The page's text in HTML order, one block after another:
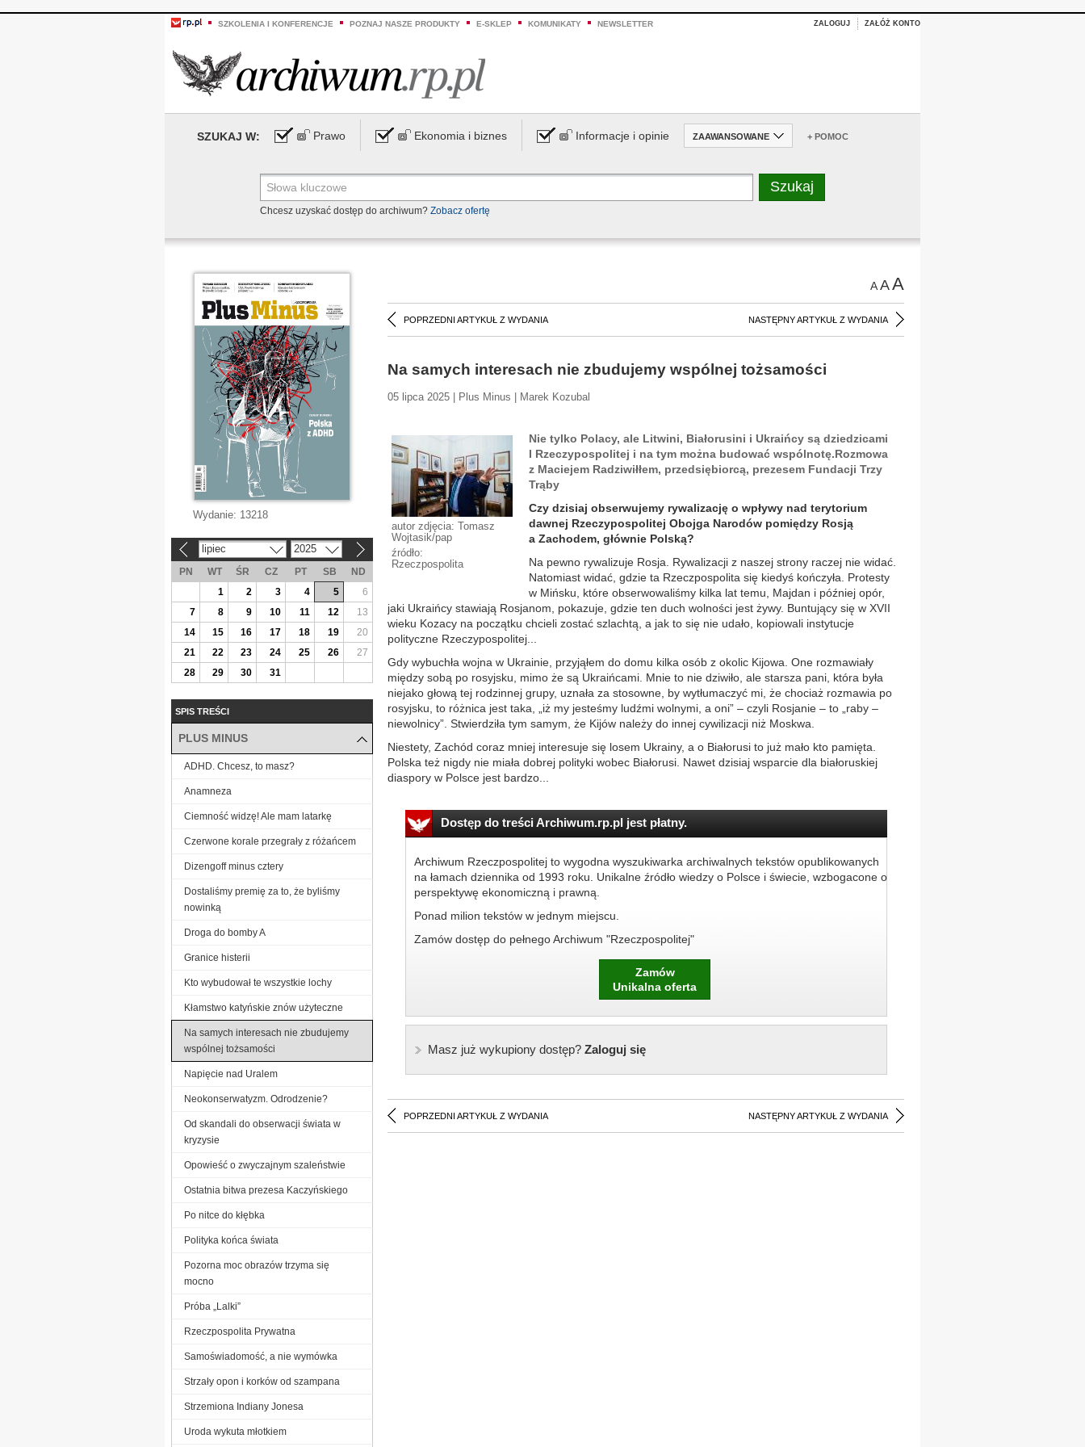
SZKOLENIA I KONFERENCJE POZNAJ NASZE PRODUKTY E-SKLEP KOMUNIKATY NEWSLETTER ZALOGUJ ZAŁÓŻ KONTO
SZUKAJ W: Prawo Ekonomia i biznes Informacje i opinie ZAAWANSOWANE + POMOC
Chcesz uzyskać dostęp do archiwum? Zobacz ofertę
AAA
POPRZEDNI ARTYKUŁ Z WYDANIA NASTĘPNY ARTYKUŁ Z WYDANIA
Na samych interesach nie zbudujemy wspólnej tożsamości
05 lipca 2025 | Plus Minus | Marek Kozubal
autor zdjęcia: Tomasz
Wojtasik/pap
źródło:
Rzeczpospolita
Nie tylko Polacy, ale Litwini, Białorusini i Ukraińcy są dziedzicami
I Rzeczypospolitej i na tym można budować wspólnotę.Rozmowa
z Maciejem Radziwiłłem, przedsiębiorcą, prezesem Fundacji Trzy
Trąby
Czy dzisiaj obserwujemy rywalizację o wpływy nad terytorium
dawnej Rzeczypospolitej Obojga Narodów pomiędzy Rosją
a Zachodem, głównie Polską?
Na pewno rywalizuje Rosja. Rywalizacji z naszej strony raczej nie widać.
Natomiast widać, gdzie ta Rzeczpospolita się kiedyś kończyła. Protesty
w Mińsku, które obserwowaliśmy kilka lat temu, Majdan i później opór,
jaki Ukraińcy stawiają Rosjanom, pokazuje, gdzie ten duch wolności jest żywy. Buntujący się w XVII
wieku Kozacy na początku chcieli zostać szlachtą, a jak to się nie udało, kopiowali instytucje
polityczne Rzeczypospolitej...
Gdy wybuchła wojna w Ukrainie, przyjąłem do domu kilka osób z okolic Kijowa. One rozmawiały
między sobą po rosyjsku, mimo że są Ukraińcami. Mnie to nie dziwiło, ale starsza pani, która była
niejako głową tej rodzinnej grupy, uznała za stosowne, by wytłumaczyć mi, że chociaż rozmawia po
rosyjsku, to różnica jest taka, „iż my jesteśmy ludźmi wolnymi, a oni” – czyli Rosjanie – to „raby –
niewolnicy”. Stwierdziła tym samym, że Kijów należy do innej cywilizacji niż Moskwa.
Niestety, Zachód coraz mniej interesuje się losem Ukrainy, a o Białorusi to już mało kto pamięta.
Polska też nigdy nie miała dobrej polityki wobec Białorusi. Nawet dzisiaj wsparcie dla białoruskiej
diaspory w Polsce jest bardzo...
Dostęp do treści Archiwum.rp.pl jest płatny.
Archiwum Rzeczpospolitej to wygodna wyszukiwarka archiwalnych tekstów opublikowanych
na łamach dziennika od 1993 roku. Unikalne źródło wiedzy o Polsce i świecie, wzbogacone o
perspektywę ekonomiczną i prawną.
Ponad milion tekstów w jednym miejscu.
Zamów dostęp do pełnego Archiwum "Rzeczpospolitej"
Zamów
Unikalna oferta
Masz już wykupiony dostęp?Zaloguj się
POPRZEDNI ARTYKUŁ Z WYDANIA NASTĘPNY ARTYKUŁ Z WYDANIA
Wydanie: 13218
lipiec 2025
PN WT ŚR CZ PT SB
ND
1
2 3 4 5
6
7
8 9 10 11 12
13
14
15 16 17 18 19
20
21
22 23 24 25 26
27
28
29 30 31
SPIS TREŚCI
PLUS MINUS
ADHD. Chcesz, to masz?
Anamneza
Ciemność widzę! Ale mam latarkę
Czerwone korale przegrały z różańcem
Dizengoff minus cztery
Dostaliśmy premię za to, że byliśmy
nowinką
Droga do bomby A
Granice histerii
Kto wybudował te wszystkie lochy
Kłamstwo katyńskie znów użyteczne
Na samych interesach nie zbudujemy
wspólnej tożsamości
Napięcie nad Uralem
Neokonserwatyzm. Odrodzenie?
Od skandali do obserwacji świata w
kryzysie
Opowieść o zwyczajnym szaleństwie
Ostatnia bitwa prezesa Kaczyńskiego
Po nitce do kłębka
Polityka końca świata
Pozorna moc obrazów trzyma się
mocno
Próba „Lalki”
Rzeczpospolita Prywatna
Samoświadomość, a nie wymówka
Strzały opon i korków od szampana
Strzemiona Indiany Jonesa
Uroda wykuta młotkiem